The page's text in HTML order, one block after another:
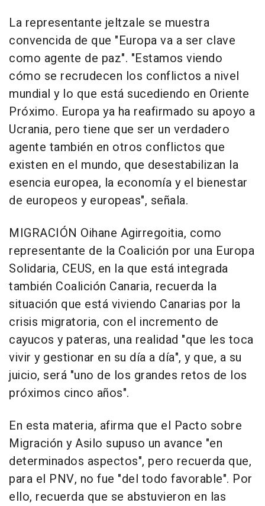
La representante jeltzale se muestra
convencida de que "Europa va a ser clave
como agente de paz". "Estamos viendo
cómo se recrudecen los conflictos a nivel
mundial y lo que está sucediendo en Oriente
Próximo. Europa ya ha reafirmado su apoyo a
Ucrania, pero tiene que ser un verdadero
agente también en otros conflictos que
existen en el mundo, que desestabilizan la
esencia europea, la economía y el bienestar
de europeos y europeas", señala.
MIGRACIÓN Oihane Agirregoitia, como
representante de la Coalición por una Europa
Solidaria, CEUS, en la que está integrada
también Coalición Canaria, recuerda la
situación que está viviendo Canarias por la
crisis migratoria, con el incremento de
cayucos y pateras, una realidad "que les toca
vivir y gestionar en su día a día", y que, a su
juicio, será "uno de los grandes retos de los
próximos cinco años".
En esta materia, afirma que el Pacto sobre
Migración y Asilo supuso un avance "en
determinados aspectos", pero recuerda que,
para el PNV, no fue "del todo favorable". Por
ello, recuerda que se abstuvieron en las